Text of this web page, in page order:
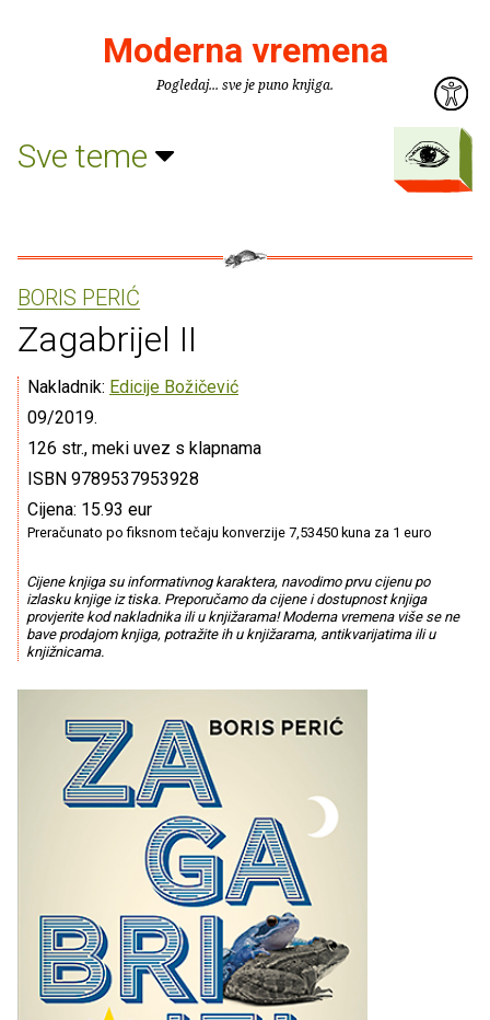
Moderna vremena
Pogledaj... sve je puno knjiga.
Sve teme
BORIS PERIĆ
Zagabrijel II
Nakladnik: Edicije Božičević
09/2019.
126 str., meki uvez s klapnama
ISBN 9789537953928
Cijena: 15.93 eur
Preračunato po fiksnom tečaju konverzije 7,53450 kuna za 1 euro
Cijene knjiga su informativnog karaktera, navodimo prvu cijenu po
izlasku knjige iz tiska. Preporučamo da cijene i dostupnost knjiga
provjerite kod nakladnika ili u knjižarama! Moderna vremena više se ne
bave prodajom knjiga, potražite ih u knjižarama, antikvarijatima ili u
knjižnicama.